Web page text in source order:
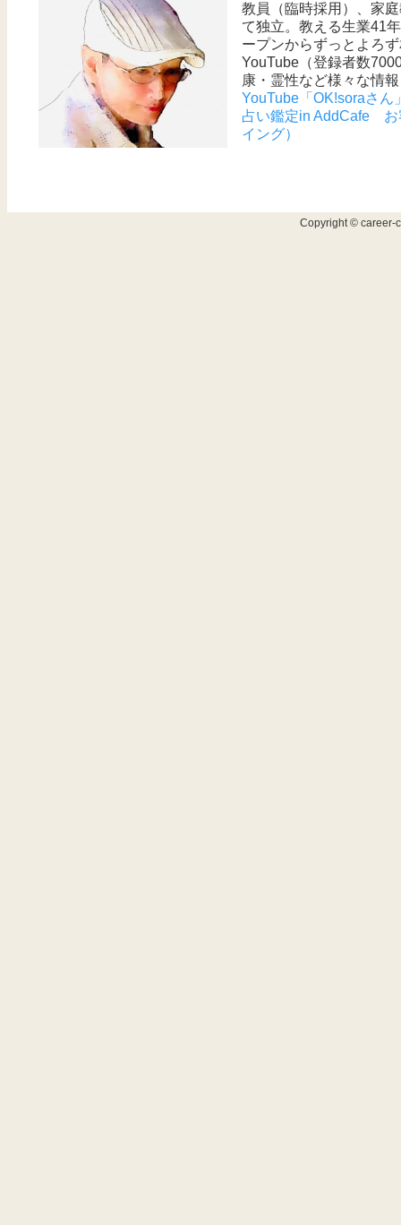
教員（臨時採用）、家
て独立。教える生業41
ープンからずっとよろ
YouTube（登録者数
康・霊性など様々な情
YouTube「OK!soraさん
占い鑑定in AddCafe お
イング）
Copyright © career-